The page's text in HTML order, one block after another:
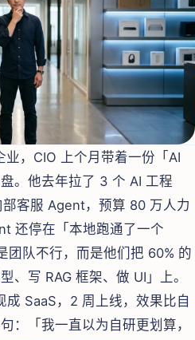
，CIO 上个月带着一份「AI
。他去年拉了 3 个 AI 工程
客服 Agent，预算 80 万人力
还停在「本地跑通了一个
队不行，而是他们把 60% 的
、写 RAG 框架、做 UI」上。
SaaS，2 周上线，效果比自
：「我一直以为自研更划算，